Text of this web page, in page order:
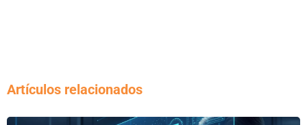
Artículos relacionados